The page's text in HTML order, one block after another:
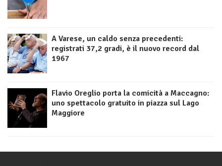
A Varese, un caldo senza precedenti:
registrati 37,2 gradi, è il nuovo record dal
1967
Flavio Oreglio porta la comicità a Maccagno:
uno spettacolo gratuito in piazza sul Lago
Maggiore